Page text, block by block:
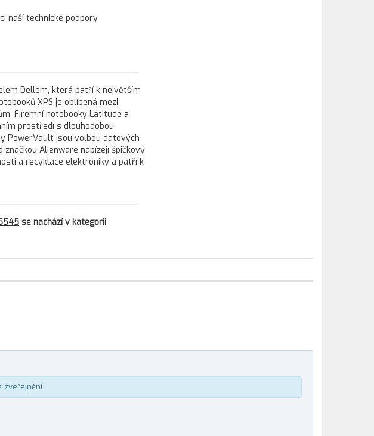
naší technické podpory
Dellem, která patří k největším
XPS je oblíbená mezi
Firemní notebooky Latitude a
prostředí s dlouhodobou
PowerVault jsou volbou datových
Alienware nabízejí špičkový
a recyklace elektroniky a patří k
se nachází v kategorii
zveřejnění.